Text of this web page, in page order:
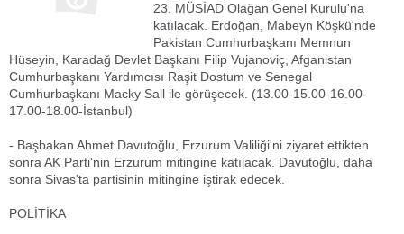
23. MÜSİAD Olağan Genel Kurulu'na
katılacak. Erdoğan, Mabeyn Köşkü'nde
Pakistan Cumhurbaşkanı Memnun
Hüseyin, Karadağ Devlet Başkanı Filip Vujanoviç, Afganistan
Cumhurbaşkanı Yardımcısı Raşit Dostum ve Senegal
Cumhurbaşkanı Macky Sall ile görüşecek. (13.00-15.00-16.00-
17.00-18.00-İstanbul)
- Başbakan Ahmet Davutoğlu, Erzurum Valiliği'ni ziyaret ettikten
sonra AK Parti'nin Erzurum mitingine katılacak. Davutoğlu, daha
sonra Sivas'ta partisinin mitingine iştirak edecek.
POLİTİKA